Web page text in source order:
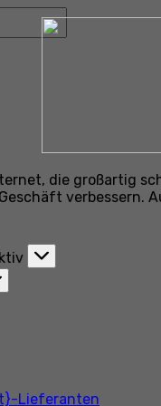
die großartig
verbessern.
Lieferanten